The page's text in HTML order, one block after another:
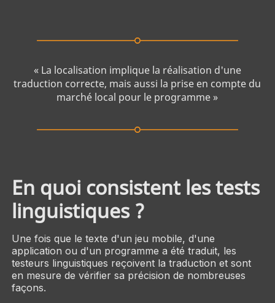
« La localisation implique la réalisation d'une
traduction correcte, mais aussi la prise en compte du
marché local pour le programme »
En quoi consistent les tests
linguistiques ?
Une fois que le texte d'un jeu mobile, d'une
application ou d'un programme a été traduit, les
testeurs linguistiques reçoivent la traduction et sont
en mesure de vérifier sa précision de nombreuses
façons.